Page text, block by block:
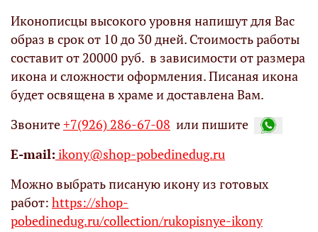
Иконописцы высокого уровня напишут для Вас
образ в срок от 10 до 30 дней. Стоимость работы
составит от 20000 руб. в зависимости от размера
икона и сложности оформления. Писаная икона
будет освящена в храме и доставлена Вам.
Звоните+7(926) 286-67-08 или пишите
Е-mail: ikony@shop-pobedinedug.ru
Можно выбрать писаную икону из готовых
работ: https://shop-
pobedinedug.ru/collection/rukopisnye-ikony